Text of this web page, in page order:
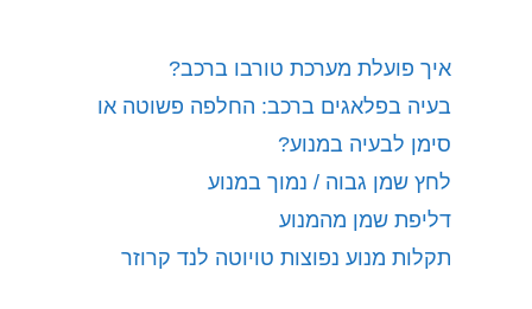
איך פועלת מערכת טורבו ברכב?
בעיה בפלאגים ברכב: החלפה פשוטה או
סימן לבעיה במנוע?
לחץ שמן גבוה / נמוך במנוע
דליפת שמן מהמנוע
תקלות מנוע נפוצות טויוטה לנד קרוזר